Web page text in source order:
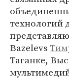
технологий
Bazelevs
Таганке,